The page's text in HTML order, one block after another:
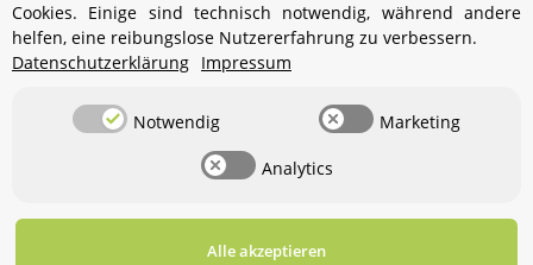
Ihr WhatsApp-Kontakt zum
Service Team
von Aquintos-Wasseraufbereitung
Hallo und herzlich willkommen
Wasseraufbereitung Wie darf ich
Ihnen behilflich sein?
Cookies. Einige sind technisch notwendig, während andere
helfen, eine reibungslose Nutzererfahrung zu verbessern.
Datenschutzerklärung Impressum
Notwendig Marketing
Analytics
Alle akzeptieren